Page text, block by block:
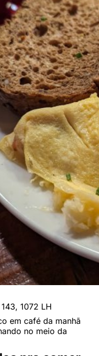
1072 LH
em café da manhã
no meio da